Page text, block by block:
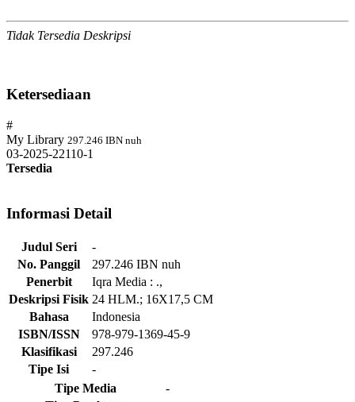
Tidak Tersedia Deskripsi
Ketersediaan
#
My Library 297.246 IBN nuh
03-2025-22110-1
Tersedia
Informasi Detail
Judul Seri
-
No. Panggil
297.246 IBN nuh
Penerbit
Iqra Media : .,
Deskripsi Fisik 24 HLM.; 16X17,5 CM
Bahasa
Indonesia
ISBN/ISSN
978-979-1369-45-9
Klasifikasi
297.246
Tipe Isi
-
Tipe Media
-